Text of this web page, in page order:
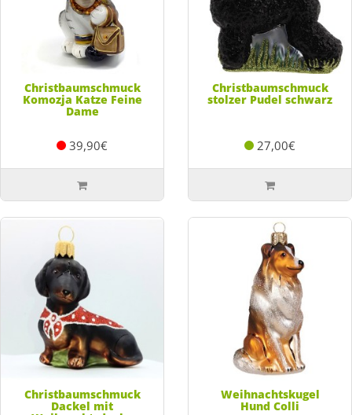
Christbaumschmuck
Komozja Katze Feine
Dame
39,90€
Christbaumschmuck
stolzer Pudel schwarz
27,00€
Christbaumschmuck
Dackel mit
Weihnachtskugel
Hund Colli